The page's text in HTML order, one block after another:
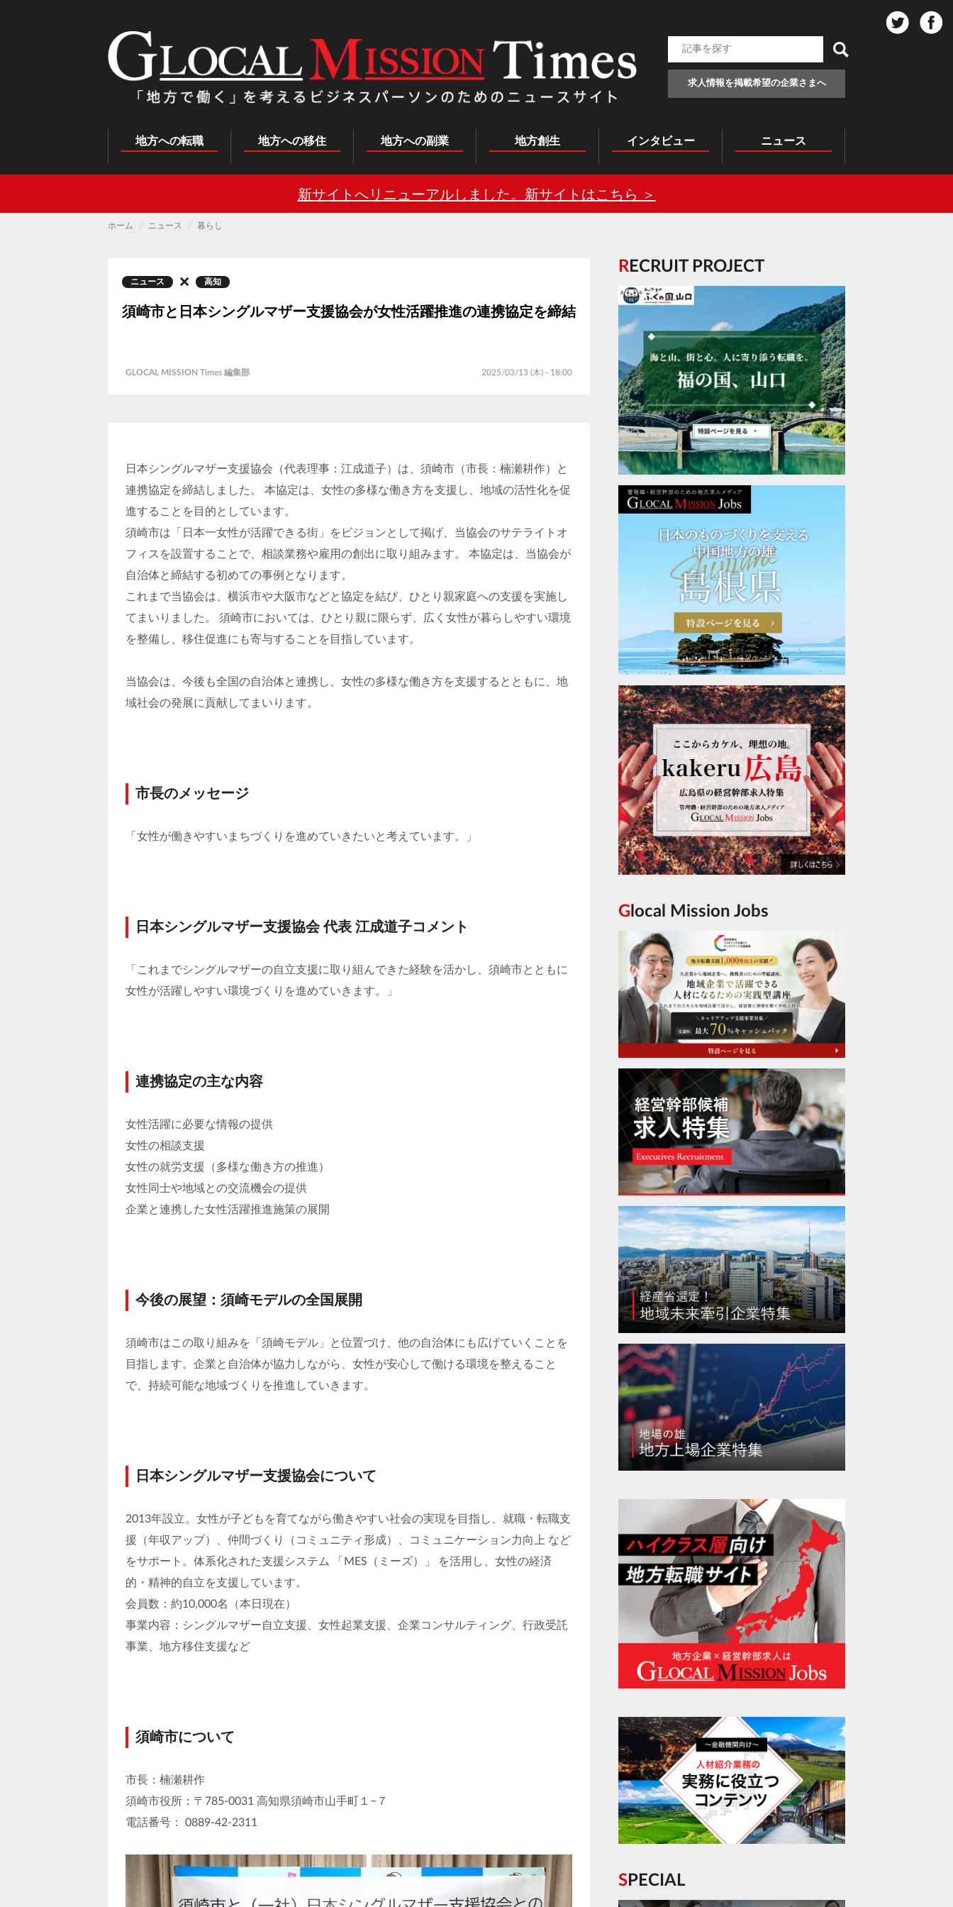
求人情報を掲載希望の企業さまへ
Main
navigation
地方への転職 地方への移住 地方への副業 地方創生 インタビュー ニュース
新サイトへリニューアルしました。新サイトはこちら ＞
ホーム ニュース 暮らし
ニュース 高知
須崎市と日本シングルマザー支援協会が女性活躍推進の連携協定を締結
GLOCAL MISSION Times 編集部 2025/03/13 (木) - 18:00
日本シングルマザー支援協会（代表理事：江成道子）は、須崎市（市長：楠瀬耕作）と
連携協定を締結しました。 本協定は、女性の多様な働き方を支援し、地域の活性化を促
進することを目的としています。
須崎市は「日本一女性が活躍できる街」をビジョンとして掲げ、当協会のサテライトオ
フィスを設置することで、相談業務や雇用の創出に取り組みます。 本協定は、当協会が
自治体と締結する初めての事例となります。
これまで当協会は、横浜市や大阪市などと協定を結び、ひとり親家庭への支援を実施し
てまいりました。 須崎市においては、ひとり親に限らず、広く女性が暮らしやすい環境
を整備し、移住促進にも寄与することを目指しています。
当協会は、今後も全国の自治体と連携し、女性の多様な働き方を支援するとともに、地
域社会の発展に貢献してまいります。
市長のメッセージ
「女性が働きやすいまちづくりを進めていきたいと考えています。」
日本シングルマザー支援協会 代表 江成道子コメント
「これまでシングルマザーの自立支援に取り組んできた経験を活かし、須崎市とともに
女性が活躍しやすい環境づくりを進めていきます。」
連携協定の主な内容
女性活躍に必要な情報の提供
女性の相談支援
女性の就労支援（多様な働き方の推進）
女性同士や地域との交流機会の提供
企業と連携した女性活躍推進施策の展開
今後の展望：須崎モデルの全国展開
須崎市はこの取り組みを「須崎モデル」と位置づけ、他の自治体にも広げていくことを
目指します。企業と自治体が協力しながら、女性が安心して働ける環境を整えること
で、持続可能な地域づくりを推進していきます。
日本シングルマザー支援協会について
2013年設立。女性が子どもを育てながら働きやすい社会の実現を目指し、就職・転職支
援（年収アップ）、仲間づくり（コミュニティ形成）、コミュニケーション力向上 など
をサポート。体系化された支援システム 「MES（ミーズ）」 を活用し、女性の経済
的・精神的自立を支援しています。
会員数：約10,000名（本日現在）
事業内容：シングルマザー自立支援、女性起業支援、企業コンサルティング、行政受託
事業、地方移住支援など
須崎市について
市長：楠瀬耕作
須崎市役所：〒785-0031 高知県須崎市山手町１−７
電話番号： 0889-42-2311
RECRUIT PROJECT
Glocal Mission Jobs
SPECIAL